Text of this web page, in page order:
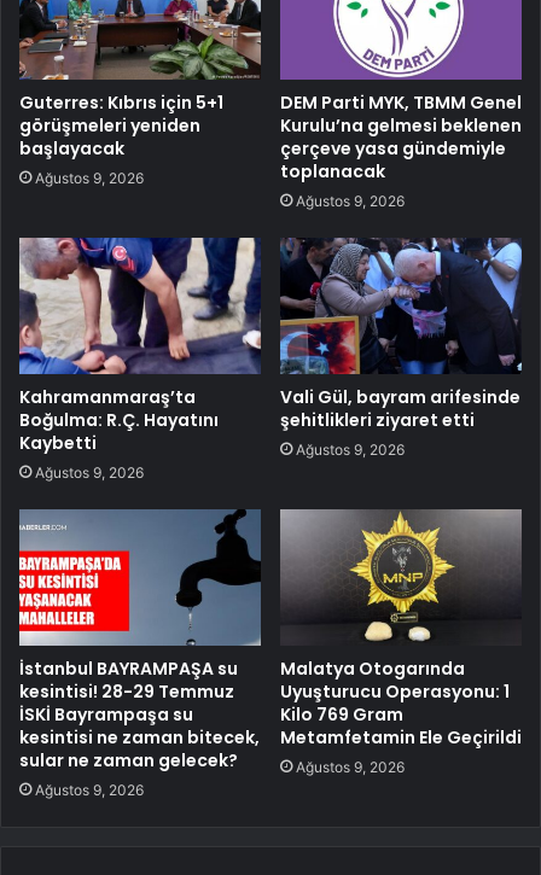
Guterres: Kıbrıs için 5+1
görüşmeleri yeniden
başlayacak
Ağustos 9, 2026
DEM Parti MYK, TBMM Genel
Kurulu’na gelmesi beklenen
çerçeve yasa gündemiyle
toplanacak
Ağustos 9, 2026
Kahramanmaraş’ta
Boğulma: R.Ç. Hayatını
Kaybetti
Ağustos 9, 2026
Vali Gül, bayram arifesinde
şehitlikleri ziyaret etti
Ağustos 9, 2026
İstanbul BAYRAMPAŞA su
kesintisi! 28-29 Temmuz
İSKİ Bayrampaşa su
kesintisi ne zaman bitecek,
sular ne zaman gelecek?
Ağustos 9, 2026
Malatya Otogarında
Uyuşturucu Operasyonu: 1
Kilo 769 Gram
Metamfetamin Ele Geçirildi
Ağustos 9, 2026